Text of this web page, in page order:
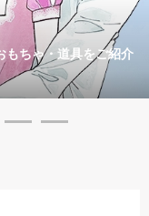
もちゃ・道具をご紹介